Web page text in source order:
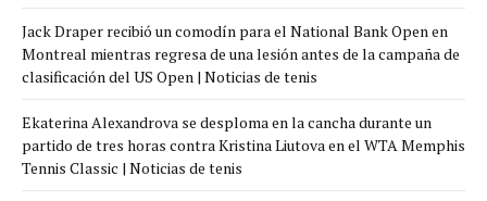
Jack Draper recibió un comodín para el National Bank Open en
Montreal mientras regresa de una lesión antes de la campaña de
clasificación del US Open | Noticias de tenis
Ekaterina Alexandrova se desploma en la cancha durante un
partido de tres horas contra Kristina Liutova en el WTA Memphis
Tennis Classic | Noticias de tenis